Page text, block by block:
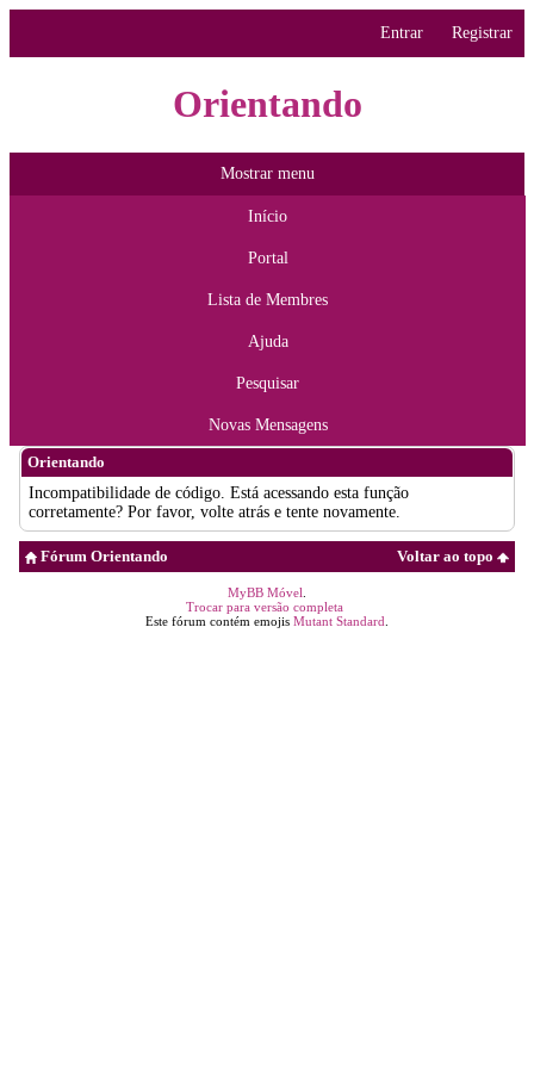
Entrar Registrar
Orientando
Mostrar menu
Início
Portal
Lista de Membres
Ajuda
Pesquisar
Novas Mensagens
Orientando
Incompatibilidade de código. Está acessando esta função
corretamente? Por favor, volte atrás e tente novamente.
Voltar ao topo
Fórum Orientando
MyBB Móvel
Trocar para versão completa
Este fórum contém emojis Mutant Standard